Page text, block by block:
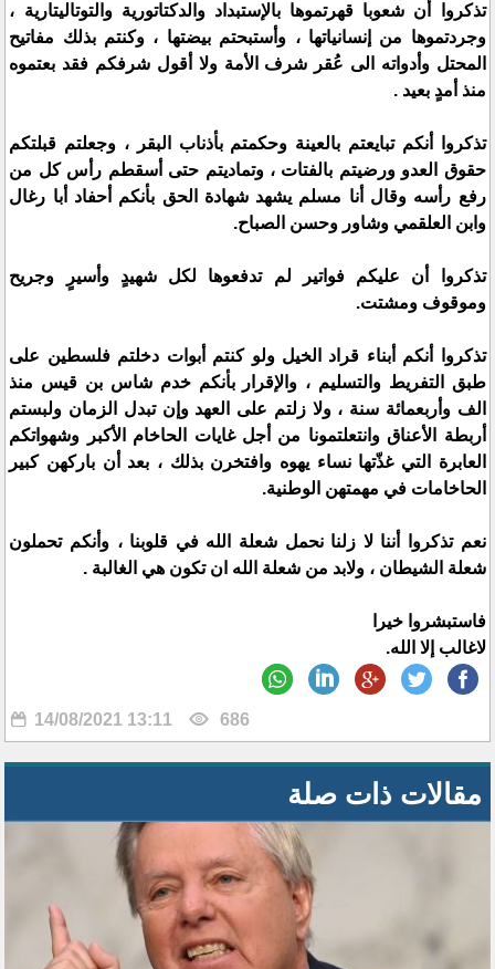
تذكروا أن شعوبا قهرتموها بالإستبداد والدكتاتورية والتوتاليتارية ،
وجردتموها من إنسانياتها ، وأستبحتم بيضتها ، وكنتم بذلك مفاتيح
المحتل وأدواته الى عُقر شرف الأمة ولا أقول شرفكم فقد بعتموه
منذ أمدٍ بعيد .
تذكروا أنكم تبايعتم بالعينة وحكمتم بأذناب البقر ، وجعلتم قبلتكم
حقوق العدو ورضيتم بالفتات ، وتماديتم حتى أسقطم رأس كل من
رفع رأسه وقال أنا مسلم يشهد شهادة الحق بأنكم أحفاد أبا رغال
وابن العلقمي وشاور وحسن الصباح.
تذكروا أن عليكم فواتير لم تدفعوها لكل شهيدٍ وأسيرٍ وجريح
وموقوف ومشتت.
تذكروا أنكم أبناء قراد الخيل ولو كنتم أبوات دخلتم فلسطين على
طبق التفريط والتسليم ، والإقرار بأنكم خدم شاس بن قيس منذ
الف وأربعمائة سنة ، ولا زلتم على العهد وإن تبدل الزمان ولبستم
أربطة الأعناق وانتعلتمونا من أجل غايات الحاخام الأكبر وشهواتكم
العابرة التي غذّتها نساء يهوه وافتخرن بذلك ، بعد أن باركهن كبير
الحاخامات في مهمتهن الوطنية.
نعم تذكروا أننا لا زلنا نحمل شعلة الله في قلوبنا ، وأنكم تحملون
شعلة الشيطان ، ولابد من شعلة الله ان تكون هي الغالبة .
فاستبشروا خيرا
لاغالب إلا الله.
14/08/2021 13:11 686
مقالات ذات صلة